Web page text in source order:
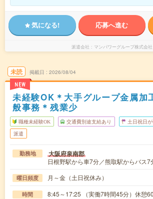
気になる! 応募へ進む
派遣会社 マンパワーグループ株式会社
未読
NEW
掲載日 2026/08/04
未経験OK＊大手グループ金属加
般事務＊残業少
職種未経験OK 交通費別途支給あり 土日祝日
派遣
勤務地 大阪府泉南郡
日根野駅から車7分／熊取駅からバス7
曜日頻度 月～金（土日祝休み）
時間 8:45～17:25 （実働7時間45分）休憩